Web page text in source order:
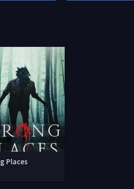
Places